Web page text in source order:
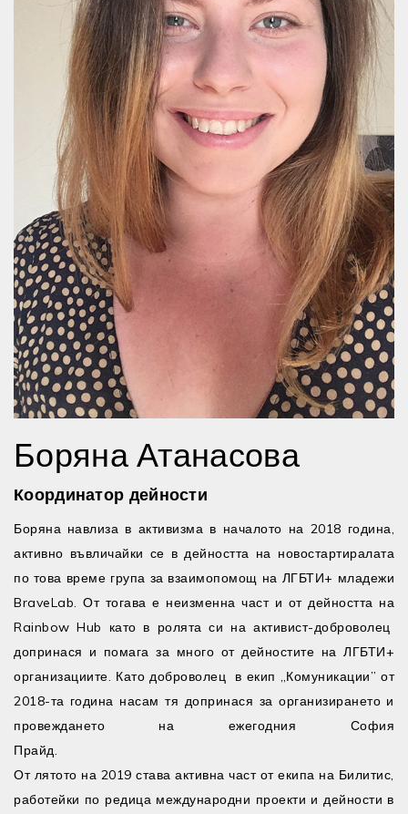
Боряна Атанасова
Координатор дейности
Боряна навлиза в активизма в началото на 2018 година,
активно въвличайки се в дейността на новостартиралата
по това време група за взаимопомощ на ЛГБТИ+ младежи
BraveLab. От тогава е неизменна част и от дейността на
Rainbow Hub като в ролята си на активист-доброволец
допринася и помага за много от дейностите на ЛГБТИ+
организациите. Като доброволец в екип „Комуникации” от
2018-та година насам тя допринася за организирането и
провеждането на ежегодния София
От лятото на 2019 става активна част от екипа на Билитис,
работейки по редица международни проекти и дейности в